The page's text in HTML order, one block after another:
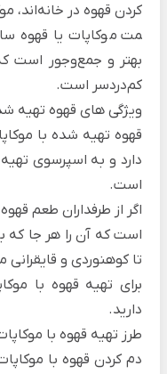
کردن قهوه در خانه‌اند،
مت موکاپات یا قهوه
بهتر و جمع‌وجور است
کم‌دردسر است.
ویژگی های قهوه تهیه
قهوه تهیه شده با
دارد و به اسپرسوی
است.
اگر از طرفداران طعم
است که آن را هر جا که
تا کوهنوردی و قایقرانی
برای تهیه قهوه با
دارید.
طرز تهیه قهوه با
دم کردن قهوه با